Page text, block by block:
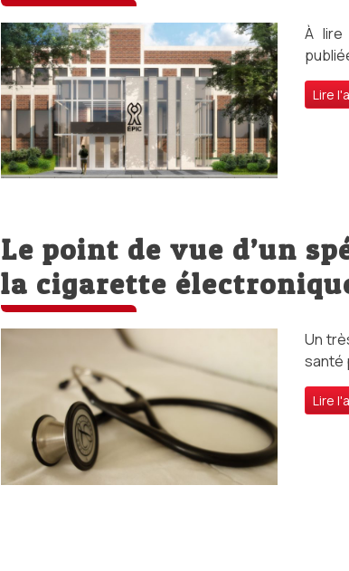
À lire
Lire
Le point de vue d’un
la cigarette
Un
santé
Lire